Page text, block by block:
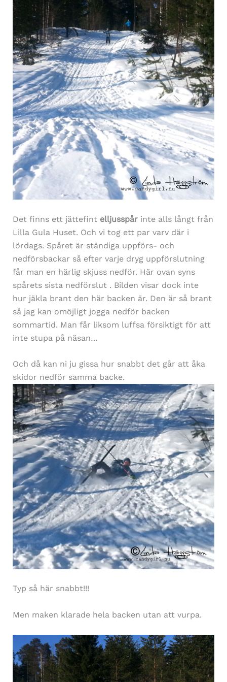
Det finns ett jättefint elljusspårinte alls långt från
Lilla Gula Huset. Och vi tog ett par varv där i
lördags. Spåret är ständiga uppförs- och
nedförsbackar så efter varje dryg uppförslutning
får man en härlig skjuss nedför. Här ovan syns
spårets sista nedförslut . Bilden visar dock inte
hur jäkla brant den här backen är. Den är så brant
så jag kan omöjligt jogga nedför backen
sommartid. Man får liksom luffsa försiktigt för att
inte stupa på näsan…
Och då kan ni ju gissa hur snabbt det går att åka
skidor nedför samma backe.
Typ så här snabbt!!!
Men maken klarade hela backen utan att vurpa.